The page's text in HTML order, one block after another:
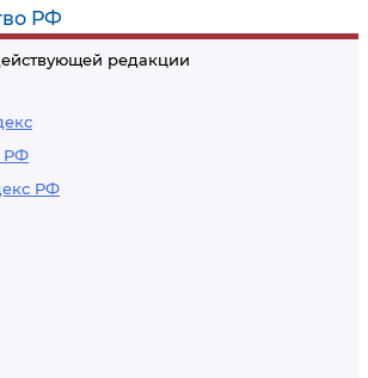
РФ
редакции
РФ
РФ